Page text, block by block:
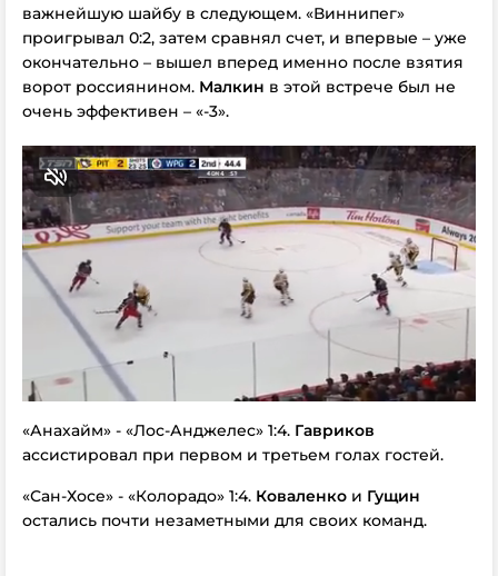
важнейшую шайбу в следующем. «Виннипег»
проигрывал 0:2, затем сравнял счет, и впервые – уже
окончательно – вышел вперед именно после взятия
ворот россиянином. Малкин в этой встрече был не
очень эффективен – «-3».
«Анахайм» - «Лос-Анджелес» 1:4. Гавриков
ассистировал при первом и третьем голах гостей.
«Сан-Хосе» - «Колорадо» 1:4. Коваленко и Гущин
остались почти незаметными для своих команд.